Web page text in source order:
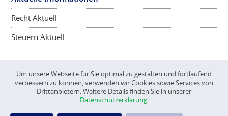
Recht Aktuell
Steuern Aktuell
CONSCIENTA© 2026
Um unsere Webseite für Sie optimal zu gestalten und fortlaufend
verbessern zu können, verwenden wir Cookies sowie Services von
Drittanbietern. Weitere Details finden Sie in unserer
Datenschutzerklärung.